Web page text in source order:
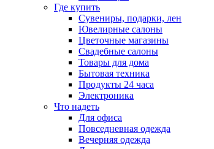
Где купить
Сувениры, подарки, лен
Ювелирные салоны
Цветочные магазины
Свадебные салоны
Товары для дома
Бытовая техника
Продукты 24 часа
Электроника
Что надеть
Для офиса
Повседневная одежда
Вечерняя одежда